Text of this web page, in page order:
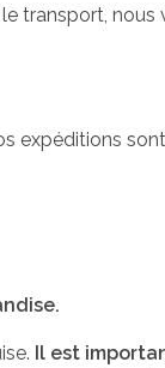
transport,
expéditions
Il est